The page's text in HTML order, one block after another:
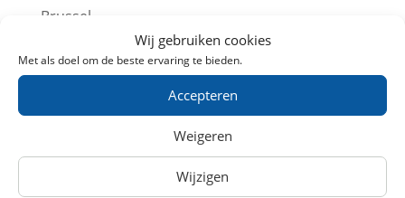
Wij gebruiken cookies
Met als doel om de beste ervaring te bieden.
Accepteren
Weigeren
Wijzigen
Brussel
Frankfurt
Londen